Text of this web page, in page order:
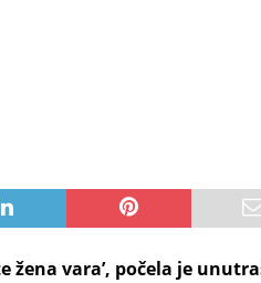
žena vara’, počela je